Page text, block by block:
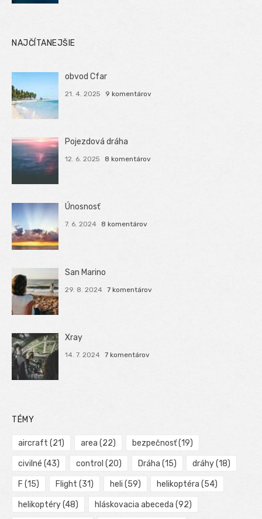
NAJČÍTANEJŠIE
obvod Cfar
21. 4. 2025 9 komentárov
Pojezdová dráha
12. 6. 2025 8 komentárov
Únosnosť
7. 6. 2024 8 komentárov
San Marino
29. 8. 2024 7 komentárov
Xray
14. 7. 2024 7 komentárov
TÉMY
aircraft (21) area (22) bezpečnosť(19)
civilné (43) control (20) Dráha (15) dráhy(18)
F (15) Flight (31) heli (59) helikoptéra (54)
helikoptéry(48) hláskovacia abeceda (92)